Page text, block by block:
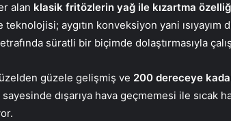
alan klasik fritözlerin yağ ile kızartma
aygıtın konveksiyon yani ısıyayım
süratli bir biçimde dolaştırmasıyla
güzele gelişmiş ve 200 dereceye
dışarıya hava geçmemesi ile sıcak